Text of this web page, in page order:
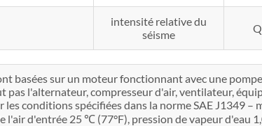
intensité relative du
séisme
basées sur un moteur fonctionnant avec une
pas l'alternateur, compresseur d'air, ventilateur,
conditions spécifiées dans la norme SAE J1349 –
d'entrée 25 ℃ (77°F), pression de vapeur d'eau